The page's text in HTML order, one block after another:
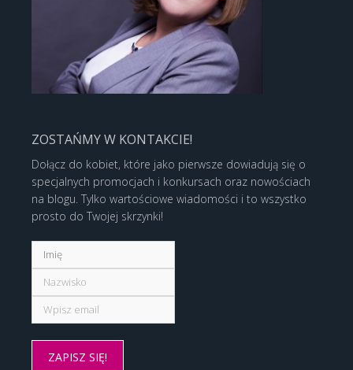
ZOSTAŃMY W KONTAKCIE!
Dołącz do kobiet, które jako pierwsze dowiadują się o
specjalnych promocjach i konkursach oraz nowościach
na blogu. Tylko wartościowe wiadomości i to wszystko
prosto do Twojej skrzynki!